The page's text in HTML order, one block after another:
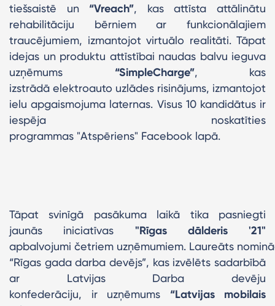
tiešsaistē un “Vreach”, kas attīsta attālinātu
rehabilitāciju bērniem ar funkcionālajiem
traucējumiem, izmantojot virtuālo realitāti. Tāpat
idejas un produktu attīstībai naudas balvu ieguva
uzņēmums “SimpleCharge”, kas
izstrādā elektroauto uzlādes risinājums, izmantojot
ielu apgaismojuma laternas. Visus 10 kandidātus ir
iespēja noskatīties
programmas "Atspēriens" Facebook lapā.
Tāpat svinīgā pasākuma laikā tika pasniegti
jaunās iniciatīvas "Rīgas dālderis '21"
apbalvojumi četriem uzņēmumiem. Laureāts
“Rīgas gada darba devējs”, kas izvēlēts sadarbībā
ar Latvijas Darba devēju
konfederāciju, ir uzņēmums “Latvijas mobilais